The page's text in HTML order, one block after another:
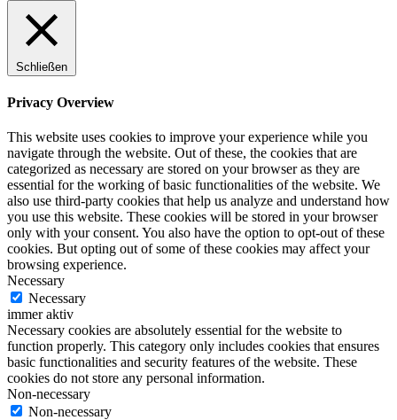
Schließen
Privacy Overview
This website uses cookies to improve your experience while you
navigate through the website. Out of these, the cookies that are
categorized as necessary are stored on your browser as they are
essential for the working of basic functionalities of the website. We
also use third-party cookies that help us analyze and understand how
you use this website. These cookies will be stored in your browser
only with your consent. You also have the option to opt-out of these
cookies. But opting out of some of these cookies may affect your
browsing experience.
Necessary
Necessary
immer aktiv
Necessary cookies are absolutely essential for the website to
function properly. This category only includes cookies that ensures
basic functionalities and security features of the website. These
cookies do not store any personal information.
Non-necessary
Non-necessary